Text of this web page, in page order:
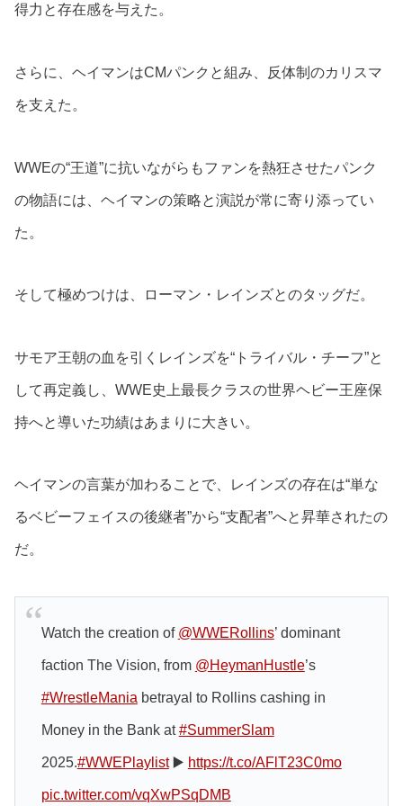
得力と存在感を与えた。
さらに、ヘイマンはCMパンクと組み、反体制のカリスマ
を支えた。
WWEの“王道”に抗いながらもファンを熱狂させたパンク
の物語には、ヘイマンの策略と演説が常に寄り添ってい
た。
そして極めつけは、ローマン・レインズとのタッグだ。
サモア王朝の血を引くレインズを“トライバル・チーフ”と
して再定義し、WWE史上最長クラスの世界ヘビー王座保
持へと導いた功績はあまりに大きい。
ヘイマンの言葉が加わることで、レインズの存在は“単な
るベビーフェイスの後継者”から“支配者”へと昇華されたの
だ。
Watch the creation of @WWERollins’ dominant
faction The Vision, from @HeymanHustle’s
#WrestleManiabetrayal to Rollins cashing in
Money in the Bank at#SummerSlam
2025.#WWEPlaylist▶️ https://t.co/AFlT23C0mo
pic.twitter.com/vqXwPSqDMB